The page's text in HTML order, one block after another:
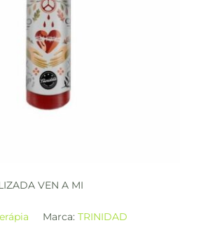
VEN A MI
Marca: TRINIDAD